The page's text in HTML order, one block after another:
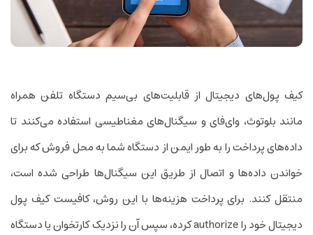
کیف ­پول‌های دیجیتال از قابلیت‌های بی‌سیم دستگاه تلفن همراه
مانند بلوتوث، وای‌فای و سیگنال‌های مغناطیسی استفاده می‌کنند تا
داده‌های پرداخت را به طور ایمن از دستگاه شما به محل فروش که برای
خواندن داده‌ها و اتصال از طریق این سیگنال‌ها طراحی شده است،
منتقل کنند. برای پرداخت هزینه‌ها با این روش، کافیست کیف پول
دیجیتال خود را authorize کرده، سپس آن را نزدیک کارتخوان یا دستگاه